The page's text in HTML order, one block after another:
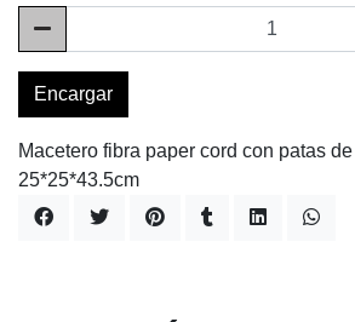
Encargar
Macetero fibra paper cord con patas
25*25*43.5cm